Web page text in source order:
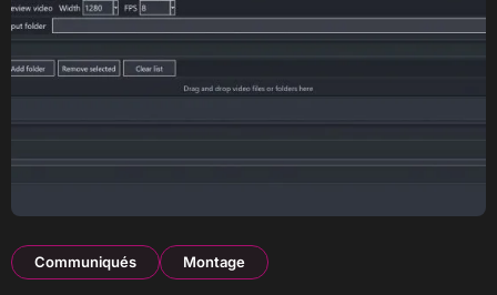
Communiqués Montage